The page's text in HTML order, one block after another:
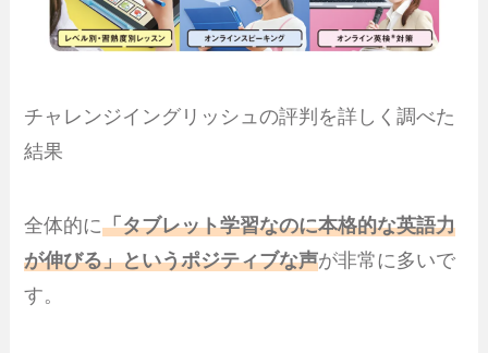
チャレンジイングリッシュの評判を詳しく調べた
結果
全体的に「タブレット学習なのに本格的な英語力
が伸びる」というポジティブな声が非常に多いで
す。